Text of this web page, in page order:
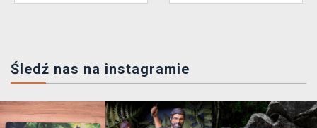
Śledź nas na instagramie